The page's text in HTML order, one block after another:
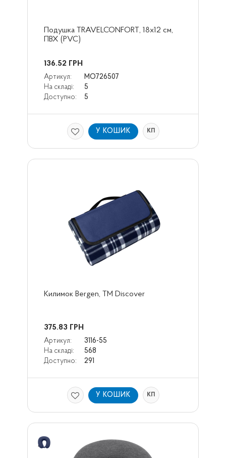
Подушка TRAVELCONFORT, 18x12 см,
ПВХ (PVC)
136.52 ГРН
Артикул:
MO726507
На складі:
5
Доступно:
5
У КОШИК КП
Килимок Bergen, TM Discover
375.83 ГРН
Артикул:
3116-55
На складі:
568
Доступно:
291
У КОШИК КП